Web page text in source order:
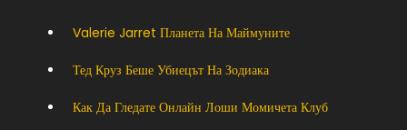
Valerie Jarret Планета На Маймуните
Тед Круз Беше Убиецът На Зодиака
Как Да Гледате Онлайн Лоши Момичета Клуб